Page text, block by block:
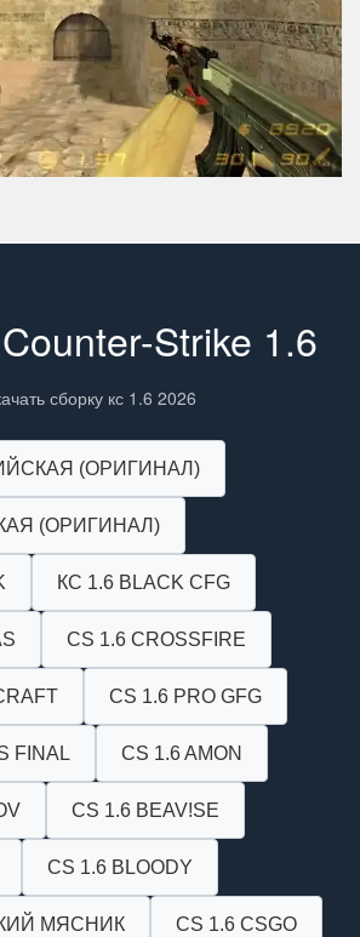
Strike 1.6
сборку кс 1.6 2026
(ОРИГИНАЛ)
(ОРИГИНАЛ)
КС 1.6 BLACK CFG
CS 1.6 CROSSFIRE
CS 1.6 PRO GFG
FINAL CS 1.6 AMON
CS 1.6 BEAV!SE
CS 1.6 BLOODY
МЯСНИК CS 1.6 CSGO